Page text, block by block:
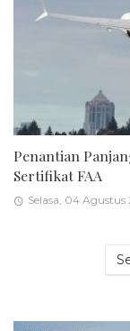
Penantian
Sertifikat FAA
Selasa, 04 Agustus